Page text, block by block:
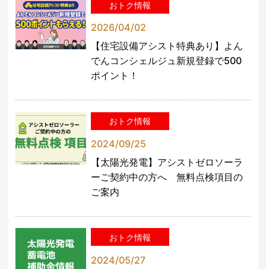
おトク情報
2026/04/02
【住宅設備アシスト特典あり】よん
でんコンシェルジュ新規登録で500
ポイント！
おトク情報
2024/09/25
【太陽光発電】アシストゼロソーラ
ーご契約中の方へ 無料点検項目の
ご案内
おトク情報
2024/05/27